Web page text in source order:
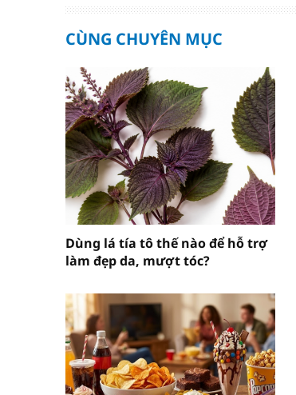
CÙNG CHUYÊN MỤC
Dùng lá tía tô thế nào để hỗ trợ
làm đẹp da, mượt tóc?